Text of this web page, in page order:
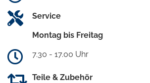
Service
Montag bis Freitag
7.30 - 17.00 Uhr
Teile & Zubehör